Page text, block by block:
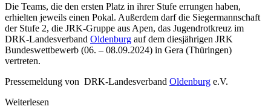
Die Teams, die den ersten Platz in ihrer Stufe errungen haben,
erhielten jeweils einen Pokal. Außerdem darf die Siegermannschaft
der Stufe 2, die JRK-Gruppe aus Apen, das Jugendrotkreuz im
DRK-Landesverband Oldenburg auf dem diesjährigen JRK
Bundeswettbewerb (06. – 08.09.2024) in Gera (Thüringen)
vertreten.
Pressemeldung von DRK-Landesverband Oldenburg e.V.
Weiterlesen